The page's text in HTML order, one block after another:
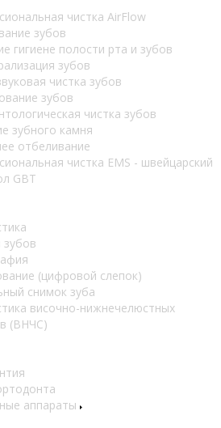
чистка AirFlow
зубов
гигиене полости рта и зубов
зубов
чистка зубов
зубов
чистка зубов
зубного камня
отбеливание
чистка EMS - швейцарский
GBT
зубов
(цифровой слепок)
снимок зуба
височно-нижнечелюстных
(ВНЧС)
аппараты